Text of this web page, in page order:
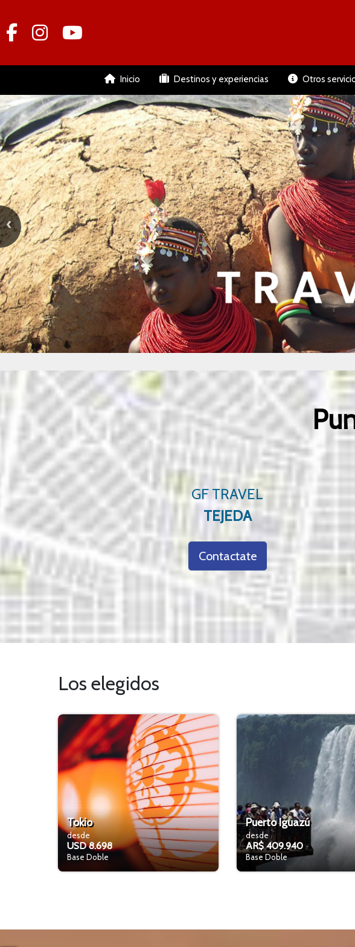
Inicio Destinos y experiencias Otros
GF TRAVEL
TEJEDA
Contactate
Los elegidos
Tokio
desde
USD 8.698
Base Doble
Puerto Iguazú
desde
AR$ 409.940
Base Doble